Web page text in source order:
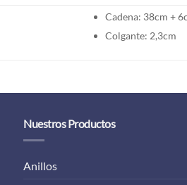
Cadena: 38cm +
Colgante: 2,3cm
Nuestros Productos
Anillos